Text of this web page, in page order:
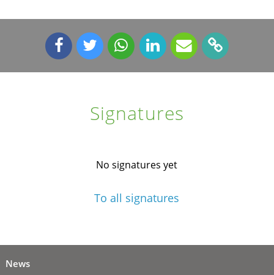
Signatures
No signatures yet
To all signatures
News